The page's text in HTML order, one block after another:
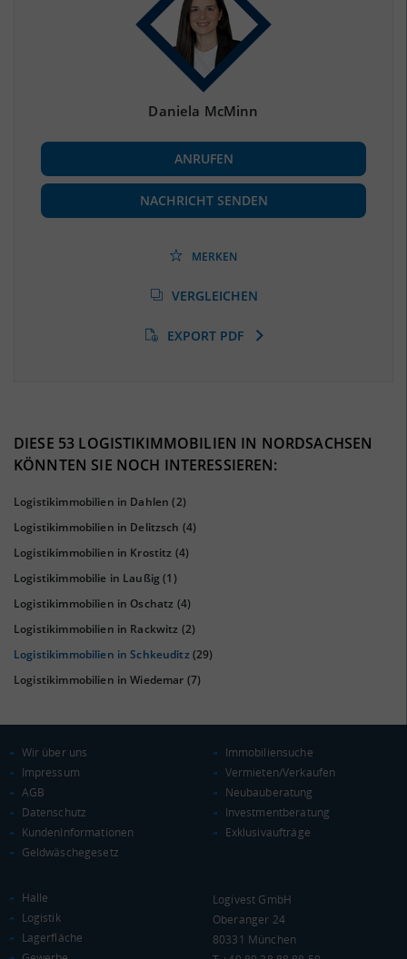
(Landkreis / Kreisfreie Stadt)
BESCHÄFTIGUNG
Beschäftigte
(Landkreis / Kreisfreie Stadt)
81.720
(Landkreis / Kreisfreie Stadt)
(Stand: 01/2020)
41%
Euro pro Kopf
Kaufkraftindex
(Landkreis / Kreisfreie Stadt)
KAUFKRAFT - EURO PRO KOPF
0 €
Landkreis / Kreisfreie Stadt
Bundesland
Daniela McMinn
ANRUFEN
NACHRICHT SENDEN
MERKEN
VERGLEICHEN
EXPORT PDF
DIESE 53 LOGISTIKIMMOBILIEN IN NORDSACHSEN
KÖNNTEN SIE NOCH INTERESSIEREN:
Logistikimmobilien in Dahlen (2)
Logistikimmobilien in Delitzsch (4)
Logistikimmobilien in Krostitz (4)
Logistikimmobilie in Laußig(1)
Logistikimmobilien in Oschatz (4)
Logistikimmobilien in Rackwitz (2)
Logistikimmobilien in Schkeuditz(29)
Logistikimmobilien in Wiedemar (7)
Wir über uns
Impressum
AGB
Datenschutz
KundenInformationen
Geldwäschegesetz
Immobiliensuche
Vermieten/Verkaufen
Neubauberatung
Investmentberatung
Exklusivaufträge
Halle
Logistik
Lagerfläche
Logivest GmbH
Oberanger 24
80331 München